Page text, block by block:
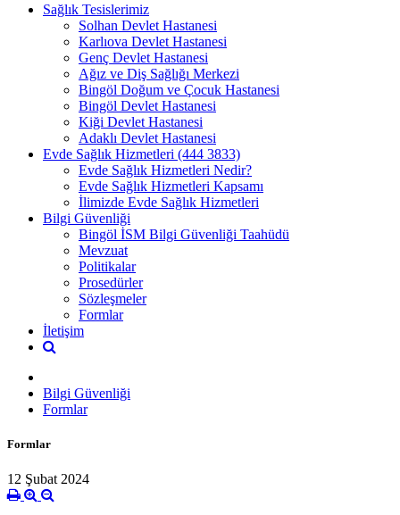
Sağlık Tesislerimiz
Solhan Devlet Hastanesi
Karlıova Devlet Hastanesi
Genç Devlet Hastanesi
Ağız ve Diş Sağlığı Merkezi
Bingöl Doğum ve Çocuk Hastanesi
Bingöl Devlet Hastanesi
Kiği Devlet Hastanesi
Adaklı Devlet Hastanesi
Evde Sağlık Hizmetleri (444 3833)
Evde Sağlık Hizmetleri Nedir?
Evde Sağlık Hizmetleri Kapsamı
İlimizde Evde Sağlık Hizmetleri
Bilgi Güvenliği
Bingöl İSM Bilgi Güvenliği Taahüdü
Mevzuat
Politikalar
Prosedürler
Sözleşmeler
Formlar
İletişim
Bilgi Güvenliği
Formlar
Formlar
12 Şubat 2024